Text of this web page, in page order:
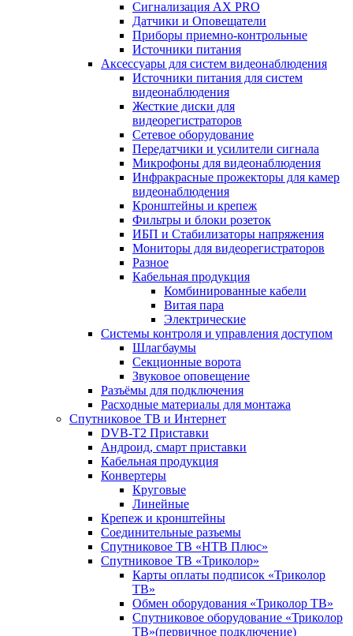
Сигнализация AX PRO
Датчики и Оповещатели
Приборы приемно-контрольные
Источники питания
Аксессуары для систем видеонаблюдения
Источники питания для систем
видеонаблюдения
Жесткие диски для
видеорегистраторов
Сетевое оборудование
Передатчики и усилители сигнала
Микрофоны для видеонаблюдения
Инфракрасные прожекторы для камер
видеонаблюдения
Кронштейны и крепеж
Фильтры и блоки розеток
ИБП и Стабилизаторы напряжения
Мониторы для видеорегистраторов
Разное
Кабельная продукция
Комбинированные кабели
Витая пара
Электрические
Системы контроля и управления доступом
Шлагбаумы
Секционные ворота
Звуковое оповещение
Разъёмы для подключения
Расходные материалы для монтажа
Спутниковое ТВ и Интернет
DVB-Т2 Приставки
Андроид, смарт приставки
Кабельная продукция
Конвертеры
Круговые
Линейные
Крепеж и кронштейны
Соединительные разъемы
Спутниковое ТВ «НТВ Плюс»
Спутниковое ТВ «Триколор»
Карты оплаты подписок «Триколор
ТВ»
Обмен оборудования «Триколор ТВ»
Спутниковое оборудование «Триколор
ТВ»(первичное подключение)